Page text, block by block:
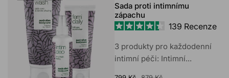
Sada proti intimnímu
zápachu
4.4
z
5
139 Recenze
3 produkty pro každodenní
intimní péči: Intimní...